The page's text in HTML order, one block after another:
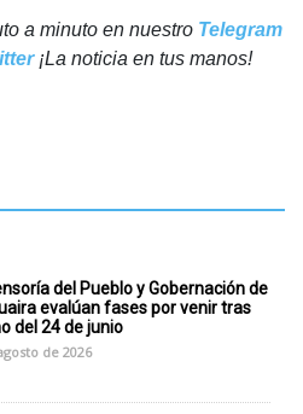
a minuto en nuestro Telegram
¡La noticia en tus manos!
del Pueblo y Gobernación de
evalúan fases por venir tras
del 24 de junio
de 2026